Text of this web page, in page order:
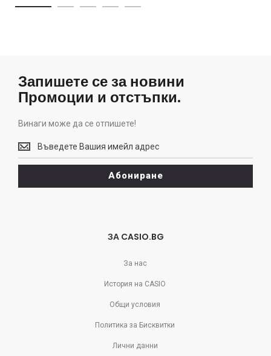
Запишете се за новини
Промоции и отстъпки.
Винаги може да се отпишете!
Винаги
може
да
отпишете!
Абониране
ЗА CASIO.BG
За нас
История на CASIO
Общи условия
Политика за Бисквитки
Лични данни